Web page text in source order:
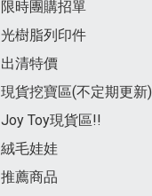
限時團購招單
光樹脂列印件
出清特價
現貨挖寶區(不定期更新)
Joy Toy現貨區!!
絨毛娃娃
推薦商品